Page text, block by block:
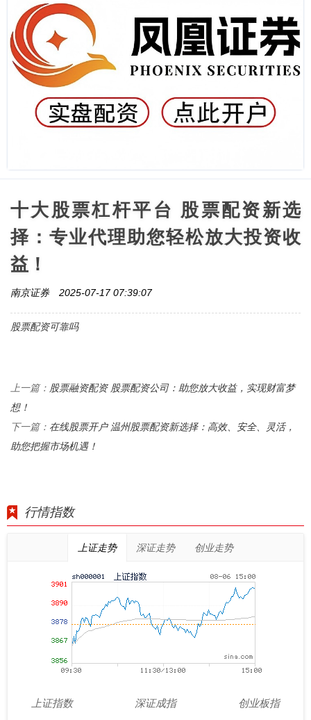
十大股票杠杆平台 股票配资新选
择：专业代理助您轻松放大投资收
益！
南京证券 2025-07-17 07:39:07
股票配资可靠吗
上一篇： 股票融资配资 股票配资公司：助您放大收益，实现财富梦
想！
下一篇： 在线股票开户 温州股票配资新选择：高效、安全、灵活，
助您把握市场机遇！
行情指数
上证走势 深证走势 创业走势
上证指数
深证成指
创业板指